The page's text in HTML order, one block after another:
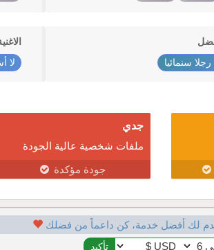
سنمائيا لا
جدي
ملفات شخصية عالية الجودة
جودة مؤكدة
لك أفضل خدمة، كن داعماً من فضلك